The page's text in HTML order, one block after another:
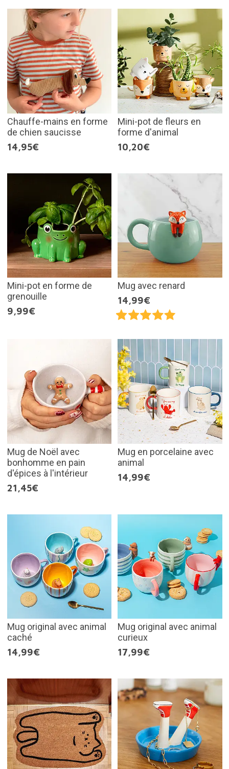
Chauffe-mains en forme
de chien saucisse
14,95€
Mini-pot de fleurs en
forme d'animal
10,20€
Mini-pot en forme de
grenouille
9,99€
Mug avec renard
14,99€
Mug de Noël avec
bonhomme en pain
d'épices à l'intérieur
21,45€
Mug en porcelaine avec
animal
14,99€
Mug original avec animal
caché
14,99€
Mug original avec animal
curieux
17,99€